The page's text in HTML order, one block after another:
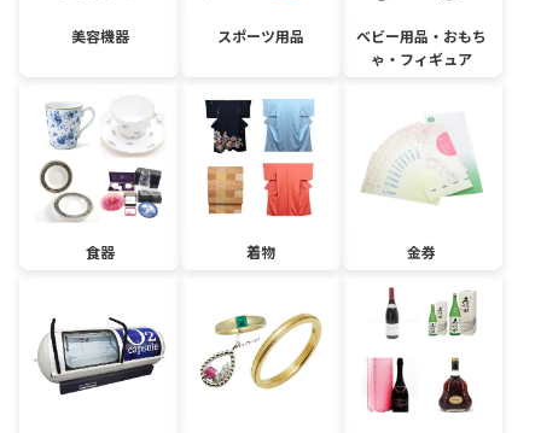
美容機器 スポーツ用品
ベビー用品・おもち
ゃ・フィギュア
食器 着物 金券